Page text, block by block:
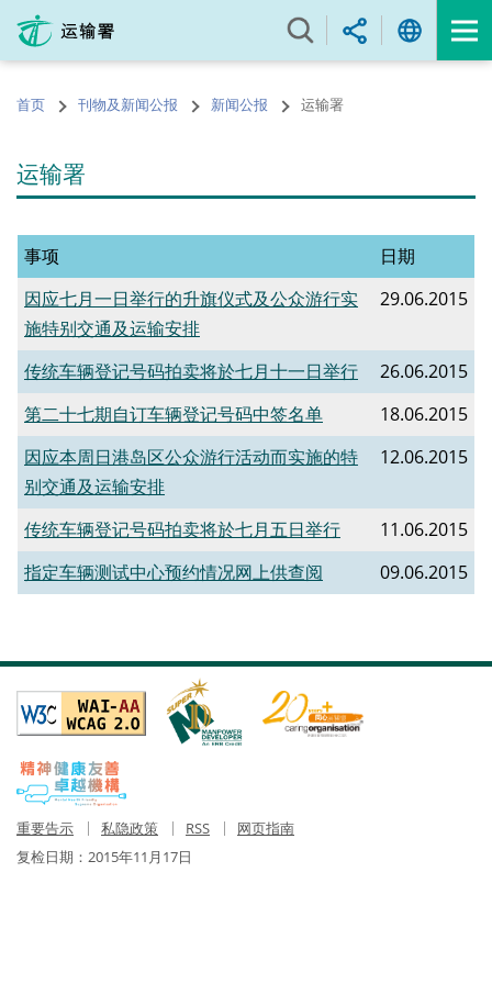
内
的首页 刊物及新闻公报 新闻公报 运输署
运输署
事项
日期
因应七月一日举行的升旗仪式及公众游行实
施特别交通及运输安排
29.06.2015
传统车辆登记号码拍卖将於七月十一日举行
26.06.2015
第二十七期自订车辆登记号码中签名单
18.06.2015
因应本周日港岛区公众游行活动而实施的特
别交通及运输安排
12.06.2015
传统车辆登记号码拍卖将於七月五日举行
11.06.2015
指定车辆测试中心预约情况网上供查阅
09.06.2015
重要告示 私隐政策 RSS
网页指南
复检日期： 2015年11月17日